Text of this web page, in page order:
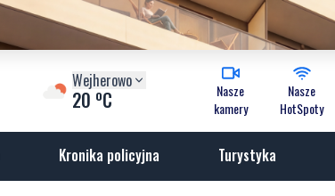
Wejherowo
20 oC
Nasze
kamery
Nasze
HotSpoty
Kronika policyjna Turystyka